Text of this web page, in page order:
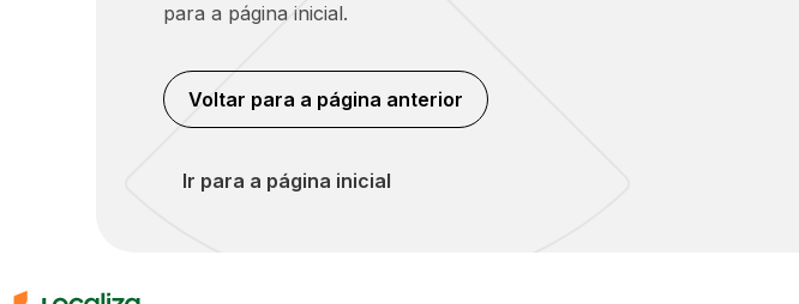
para a página inicial.
Voltar para a página anterior
Ir para a página inicial